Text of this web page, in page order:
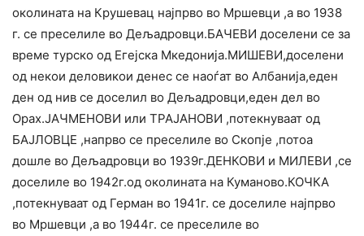
околината на Крушевац најпрво во Мршевци ,а во 1938
г. се преселиле во Дељадровци.БАЧЕВИ доселени се за
време турско од Егејска Мкедонија.МИШЕВИ,доселени
од некои деловикои денес се наоѓат во Албанија,еден
ден од нив се доселил во Дељадровци,еден дел во
Орах.ЈАЧМЕНОВИ или ТРАЈАНОВИ ,потекнуваат од
БАЈЛОВЦЕ ,напрво се преселиле во Скопје ,потоа
дошле во Дељадровци во 1939г.ДЕНКОВИ и МИЛЕВИ ,се
доселиле во 1942г.од околината на Куманово.КОЧКА
,потекнуваат од Герман во 1941г. се доселиле најпрво
во Мршевци ,а во 1944г. се преселиле во